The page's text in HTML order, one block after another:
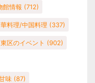
館情報 (712)
料理/中国料理 (337)
区のイベント (902)
味 (87)